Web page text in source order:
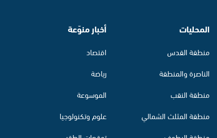
المحليات
منطقة القدس
الناصرة والمنطقة
منطقة النقب
منطقة المثلث الشمالي
أخبار منوّعة
اقتصاد
رياضة
الموسوعة
علوم وتكنولوجيا